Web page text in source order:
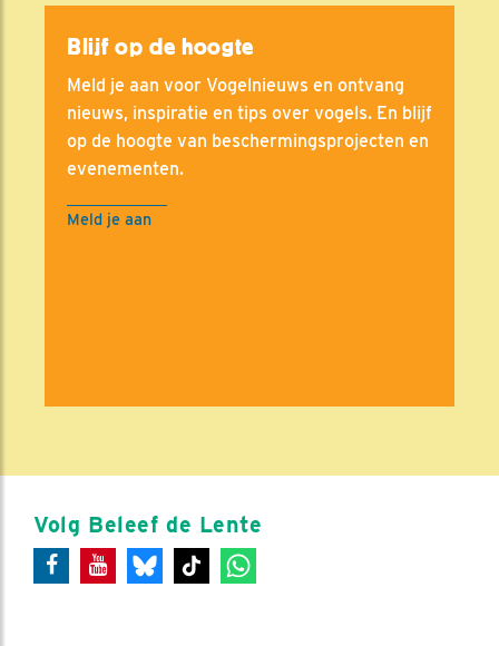
Blijf op de hoogte
Meld je aan voor Vogelnieuws en ontvang
nieuws, inspiratie en tips over vogels. En blijf
op de hoogte van beschermingsprojecten en
evenementen.
Meld je aan
Volg Beleef de Lente